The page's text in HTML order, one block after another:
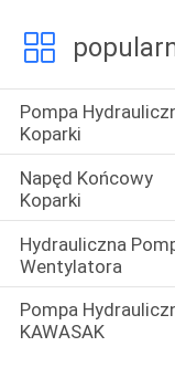
Pompa
Koparki
Napęd Końcowy
Koparki
Hydrauliczna
Wentylatora
Pompa
KAWASAK